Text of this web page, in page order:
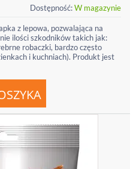
Dostępność:W magazynie
z lepowa, pozwalająca na
ilości szkodników takich jak:
robaczki, bardzo często
i kuchniach). Produkt jest